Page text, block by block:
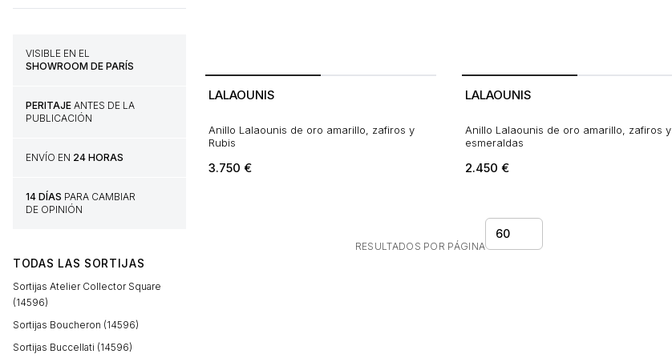
VISIBLE EN EL
SHOWROOM DE PARÍS
PERITAJE ANTES DE LA
PUBLICACIÓN
ENVÍO EN 24 HORAS
14 DÍAS PARA CAMBIAR
DE OPINIÓN
TODAS LAS SORTIJAS
Sortijas Atelier Collector Square
(14596)
Sortijas Boucheron (14596)
Sortijas Buccellati (14596)
LALAOUNIS
Anillo Lalaounis de oro amarillo, zafiros y
Rubis
3.750 €
LALAOUNIS
Anillo Lalaounis de oro amarillo, zafiros y
esmeraldas
2.450 €
RESULTADOS POR PÁGINA
60